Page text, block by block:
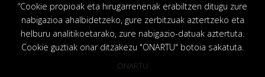
“Cookie propioak eta hirugarrenenak erabiltzen ditugu zure
nabigazioa ahalbidetzeko, gure zerbitzuak aztertzeko eta
helburu analitikoetarako, zure nabigazio-datuak aztertuta.
Cookie guztiak onar ditzakezu "ONARTU" botoia sakatuta.
ONARTU